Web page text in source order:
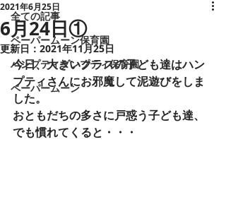
全ての記事
ペーパームーン保育園
ハンプティダンプティ保育園
ペーパームーン
6月24日①
2021年6月25日
更新日：2021年11月25日
今日、大きいクラスの子ども達はハン
プティさんにお邪魔して泥遊びをしま
した。
おともだちの多さに戸惑う子ども達、
でも慣れてくると・・・